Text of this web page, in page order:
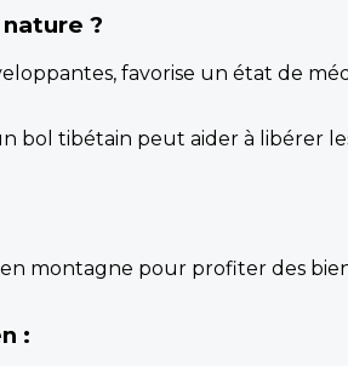
?
favorise un état de
bol tibétain peut aider à libérer
montagne pour profiter des
: